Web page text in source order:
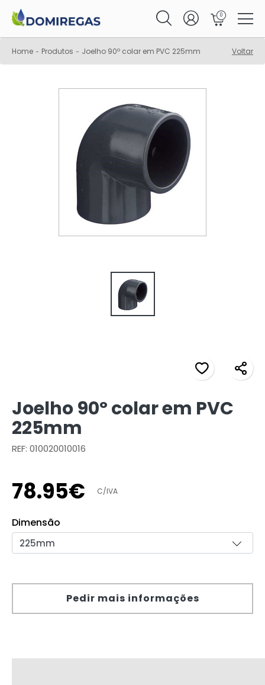
0
Home - Produtos - Joelho 90º colar em PVC 225mm Voltar
Joelho 90º colar em PVC
225mm
REF: 010020010016
78.95€ C/IVA
Dimensão
Pedir mais informações